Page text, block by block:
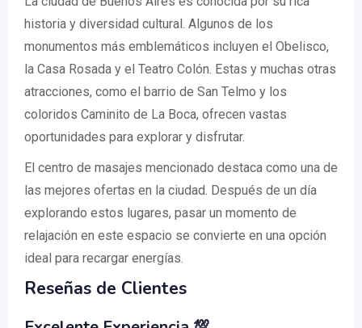
historia y diversidad cultural. Algunos de los
monumentos más emblemáticos incluyen el Obelisco,
la Casa Rosada y el Teatro Colón. Estas y muchas otras
atracciones, como el barrio de San Telmo y los
coloridos Caminito de La Boca, ofrecen vastas
oportunidades para explorar y disfrutar.
El centro de masajes mencionado destaca como una de
las mejores ofertas en la ciudad. Después de un día
explorando estos lugares, pasar un momento de
relajación en este espacio se convierte en una opción
ideal para recargar energías.
Reseñas de Clientes